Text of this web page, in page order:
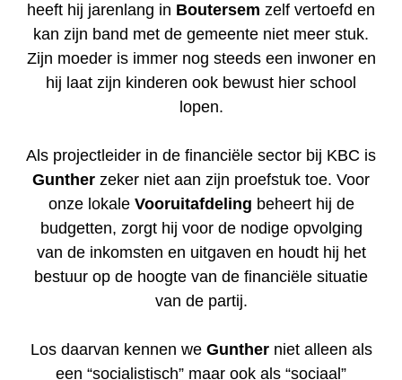
heeft hij jarenlang in Boutersem zelf vertoefd en
kan zijn band met de gemeente niet meer stuk.
Zijn moeder is immer nog steeds een inwoner en
hij laat zijn kinderen ook bewust hier school
lopen.
Als projectleider in de financiële sector bij KBC is
Gunther zeker niet aan zijn proefstuk toe. Voor
onze lokale Vooruitafdeling beheert hij de
budgetten, zorgt hij voor de nodige opvolging
van de inkomsten en uitgaven en houdt hij het
bestuur op de hoogte van de financiële situatie
van de partij.
Los daarvan kennen we Guntherniet alleen als
een “socialistisch” maar ook als “sociaal”